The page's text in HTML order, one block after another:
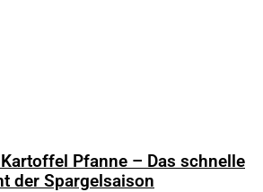
Pfanne – Das schnelle
der Spargelsaison